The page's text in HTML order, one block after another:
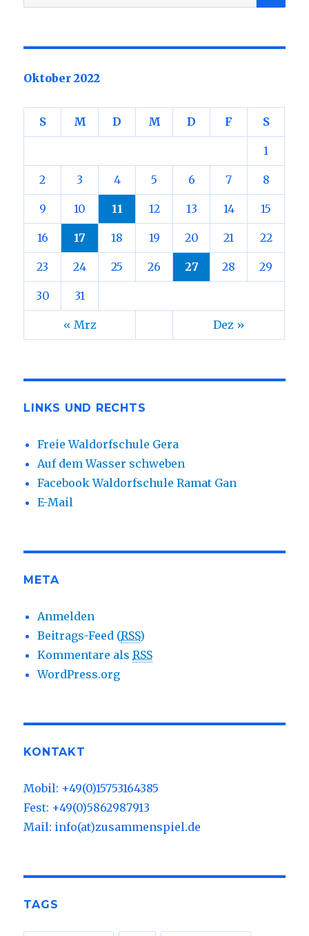
nach:
Oktober 2022
S M D M D F S
« Mrz Dez »
1
2 3 4 5 6 7 8
9 10 11 12 13 14 15
16 17 18 19 20 21 22
23 24 25 26 27 28 29
30 31
LINKS UND RECHTS
Freie Waldorfschule Gera
Auf dem Wasser schweben
Facebook Waldorfschule Ramat Gan
E-Mail
META
Anmelden
Beitrags-Feed (RSS)
Kommentare alsRSS
WordPress.org
KONTAKT
Mobil: +49(0)15753164385
Fest: +49(0)5862987913
Mail: info(at)zusammenspiel.de
TAGS